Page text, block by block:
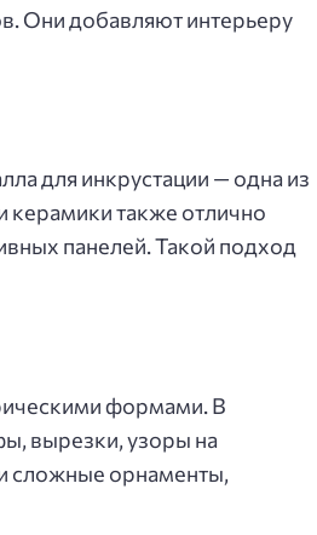
Они добавляют интерьеру
для инкрустации — одна из
керамики также отлично
панелей. Такой подход
формами. В
вырезки, узоры на
сложные орнаменты,